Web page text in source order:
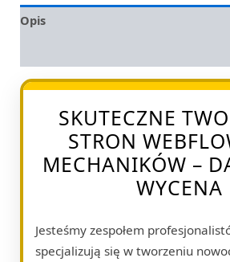
Opis
SKUTECZNE
STRON
MECHANIKÓW –
WYCENA
Jesteśmy zespołem
specjalizują się w tworzeniu